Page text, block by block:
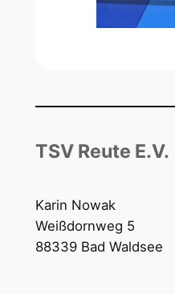
TSV Reute E.V.
Karin Nowak
Weißdornweg 5
88339 Bad Waldsee